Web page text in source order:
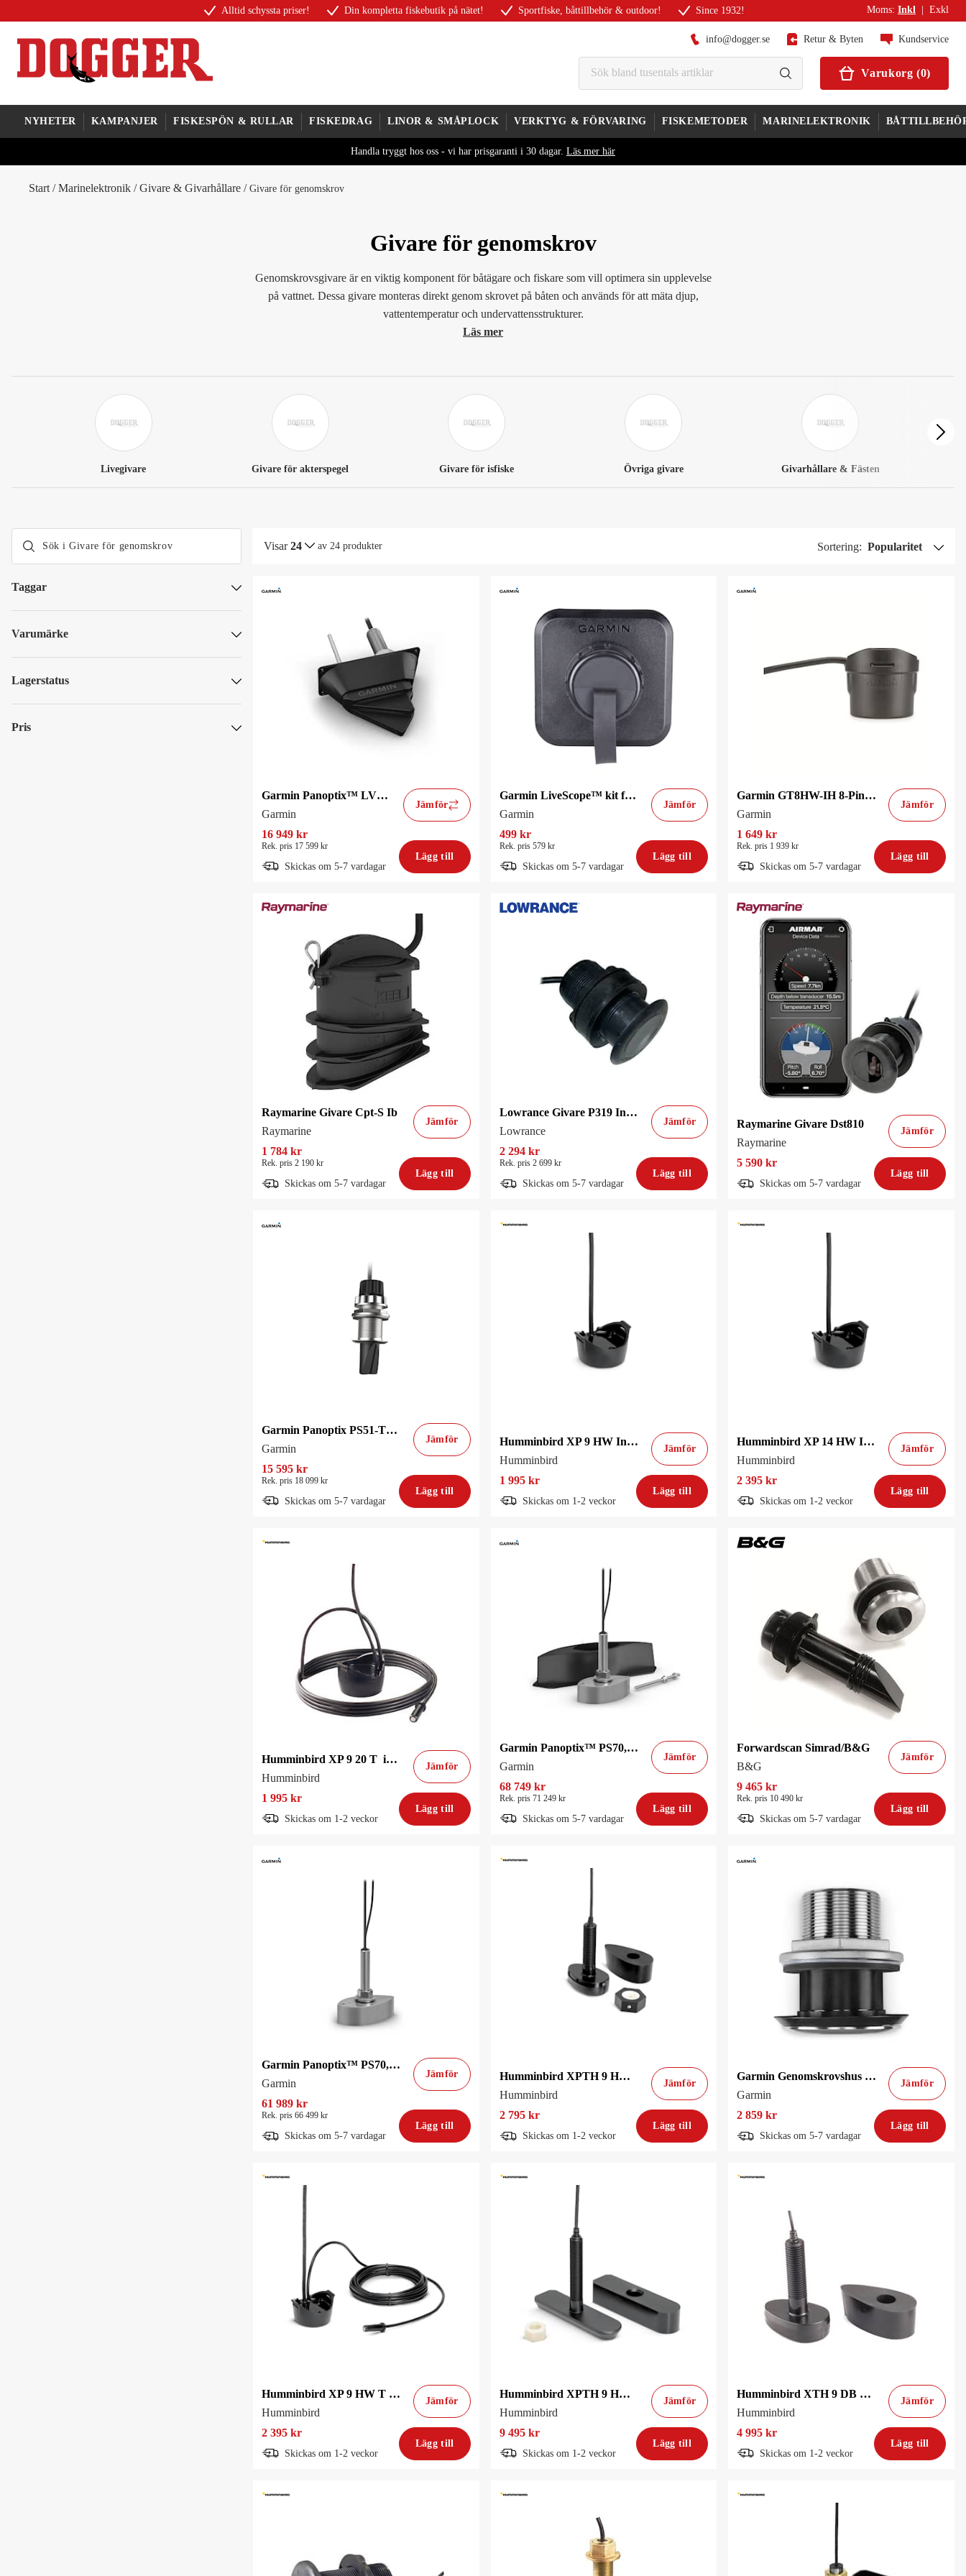
Alltid schyssta priser! Din kompletta fiskebutik på nätet! Sportfiske, båttillbehör & outdoor! Since 1932! Moms: Inkl Exkl
info@dogger.se Retur & Byten Kundservice
Varukorg (0)
NYHETER KAMPANJER FISKESPÖN & RULLAR FISKEDRAG LINOR & SMÅPLOCK VERKTYG & FÖRVARING FISKEMETODER MARINELEKTRONIK
Handla tryggt hos oss - vi har prisgaranti i 30 dagar. Läs mer här
Start /Marinelektronik /Givare & Givarhållare / Givare för genomskrov
Givare för genomskrov
Genomskrovsgivare är en viktig komponent för båtägare och fiskare som vill optimera sin upplevelse
på vattnet. Dessa givare monteras direkt genom skrovet på båten och används för att mäta djup,
vattentemperatur och undervattensstrukturer.
Läs mer
Livegivare Givare för akterspegel Givare för isfiske Övriga givare Givarhållare & Fästen
Taggar
Varumärke
Lagerstatus
Pris
Visar24 av 24 produkter Sortering: Popularitet
Garmin Panoptix™ LVS32-TH-givare
Garmin
Jämför
16 949 kr
Rek. pris 17 599 kr
Skickas om 5-7 vardagar
Lägg till
Garmin LiveScope™ kit för genomskrovsmontering
Garmin
Jämför
499 kr
Rek. pris 579 kr
Skickas om 5-7 vardagar
Lägg till
Garmin GT8HW-IH 8-Pin Givare
Garmin
Jämför
1 649 kr
Rek. pris 1 939 kr
Skickas om 5-7 vardagar
Lägg till
Raymarine Givare Cpt-S Ib
Raymarine
Jämför
1 784 kr
Rek. pris 2 190 kr
Skickas om 5-7 vardagar
Lägg till
Lowrance Givare P319 Inombord 9-Pin
Lowrance
Jämför
2 294 kr
Rek. pris 2 699 kr
Skickas om 5-7 vardagar
Lägg till
Raymarine Givare Dst810
Raymarine
Jämför
5 590 kr
Skickas om 5-7 vardagar
Lägg till
Garmin Panoptix PS51-TH Genomskrovsgivare
Garmin
Jämför
15 595 kr
Rek. pris 18 099 kr
Skickas om 5-7 vardagar
Lägg till
Humminbird XP 9 HW Inombordsgivare
Humminbird
Jämför
1 995 kr
Skickas om 1-2 veckor
Lägg till
Humminbird XP 14 HW Inombordsgivare
Humminbird
Jämför
2 395 kr
Skickas om 1-2 veckor
Lägg till
Humminbird XP 9 20 T inombordsgivare
Humminbird
Jämför
1 995 kr
Skickas om 1-2 veckor
Lägg till
Garmin Panoptix™ PS70, Med givare och fairingblock
Garmin
Jämför
68 749 kr
Rek. pris 71 249 kr
Skickas om 5-7 vardagar
Lägg till
Forwardscan Simrad/B&G
B&G
Jämför
9 465 kr
Rek. pris 10 490 kr
Skickas om 5-7 vardagar
Lägg till
Garmin Panoptix™ PS70, Endast givare
Garmin
Jämför
61 989 kr
Rek. pris 66 499 kr
Skickas om 5-7 vardagar
Lägg till
Humminbird XPTH 9 HW T Genomskrovsgivare
Humminbird
Jämför
2 795 kr
Skickas om 1-2 veckor
Lägg till
Garmin Genomskrovshus (Panoptix™ PS51)
Garmin
Jämför
2 859 kr
Skickas om 5-7 vardagar
Lägg till
Humminbird XP 9 HW T Inombordsgivare
Humminbird
Jämför
2 395 kr
Skickas om 1-2 veckor
Lägg till
Humminbird XPTH 9 HW MSI+ T Genomskrov
Humminbird
Jämför
9 495 kr
Skickas om 1-2 veckor
Lägg till
Humminbird XTH 9 DB 74 p genomskrov XD
Humminbird
Jämför
4 995 kr
Skickas om 1-2 veckor
Lägg till